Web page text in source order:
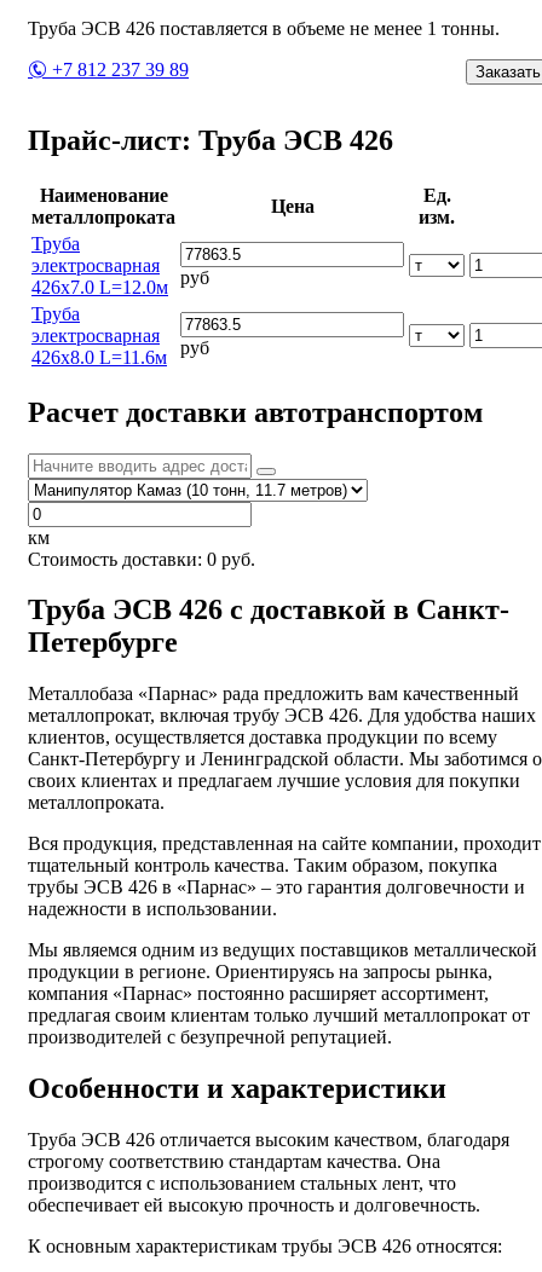
Труба ЭСВ 426 поставляется в объеме не менее 1 тонны.
+7 812 237 39 89
Заказать
Прайс-лист: Труба ЭСВ 426
Наименование
металлопроката
Цена
Ед.
изм.
Труба
электросварная
426х7.0 L=12.0м руб
Труба
электросварная
426х8.0 L=11.6м
руб
Расчет доставки автотранспортом
км
Стоимость доставки: 0 руб.
Труба ЭСВ 426 с доставкой в Санкт-
Петербурге
Металлобаза «Парнас» рада предложить вам качественный
металлопрокат, включая трубу ЭСВ 426. Для удобства наших
клиентов, осуществляется доставка продукции по всему
Санкт-Петербургу и Ленинградской области. Мы заботимся о
своих клиентах и предлагаем лучшие условия для покупки
металлопроката.
Вся продукция, представленная на сайте компании, проходит
тщательный контроль качества. Таким образом, покупка
трубы ЭСВ 426 в «Парнас» – это гарантия долговечности и
надежности в использовании.
Мы являемся одним из ведущих поставщиков металлической
продукции в регионе. Ориентируясь на запросы рынка,
компания «Парнас» постоянно расширяет ассортимент,
предлагая своим клиентам только лучший металлопрокат от
производителей с безупречной репутацией.
Особенности и характеристики
Труба ЭСВ 426 отличается высоким качеством, благодаря
строгому соответствию стандартам качества. Она
производится с использованием стальных лент, что
обеспечивает ей высокую прочность и долговечность.
К основным характеристикам трубы ЭСВ 426 относятся: